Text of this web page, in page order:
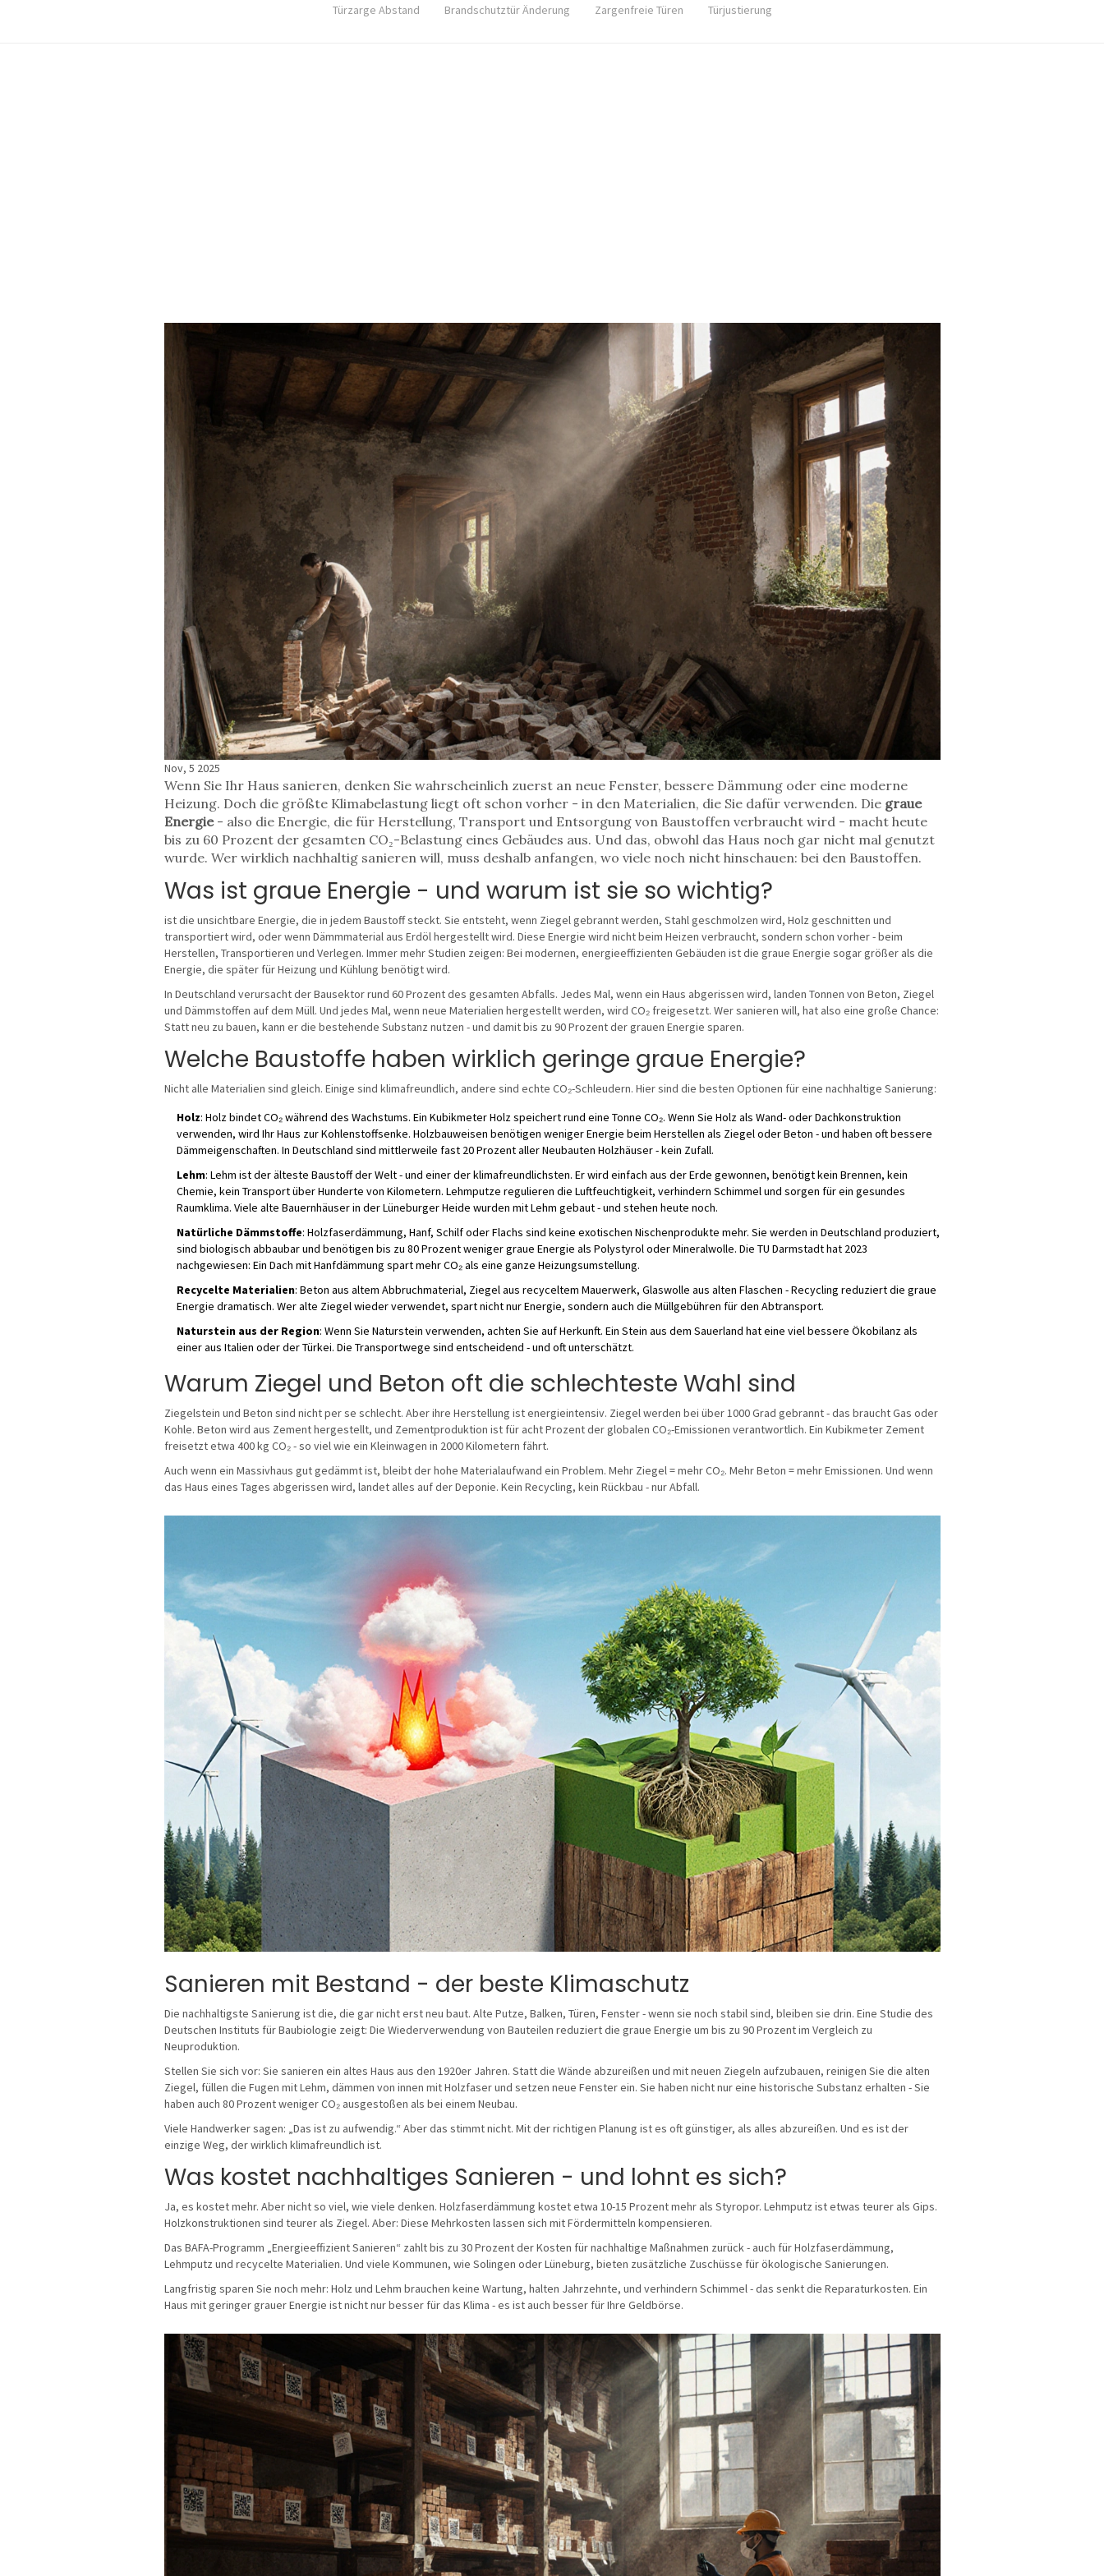
Türzarge Abstand Brandschutztür Änderung Zargenfreie Türen Türjustierung
Nov, 5 2025
Wenn Sie Ihr Haus sanieren, denken Sie wahrscheinlich zuerst an neue Fenster, bessere Dämmung oder eine moderne
Heizung. Doch die größte Klimabelastung liegt oft schon vorher - in den Materialien, die Sie dafür verwenden. Die graue
Energie- also die Energie, die für Herstellung, Transport und Entsorgung von Baustoffen verbraucht wird - macht heute
bis zu 60 Prozent der gesamten CO₂-Belastung eines Gebäudes aus. Und das, obwohl das Haus noch gar nicht mal genutzt
wurde. Wer wirklich nachhaltig sanieren will, muss deshalb anfangen, wo viele noch nicht hinschauen: bei den Baustoffen.
Was ist graue Energie - und warum ist sie so wichtig?
ist die unsichtbare Energie, die in jedem Baustoff steckt. Sie entsteht, wenn Ziegel gebrannt werden, Stahl geschmolzen wird, Holz geschnitten und
transportiert wird, oder wenn Dämmmaterial aus Erdöl hergestellt wird. Diese Energie wird nicht beim Heizen verbraucht, sondern schon vorher - beim
Herstellen, Transportieren und Verlegen. Immer mehr Studien zeigen: Bei modernen, energieeffizienten Gebäuden ist die graue Energie sogar größer als die
Energie, die später für Heizung und Kühlung benötigt wird.
In Deutschland verursacht der Bausektor rund 60 Prozent des gesamten Abfalls. Jedes Mal, wenn ein Haus abgerissen wird, landen Tonnen von Beton, Ziegel
und Dämmstoffen auf dem Müll. Und jedes Mal, wenn neue Materialien hergestellt werden, wird CO₂ freigesetzt. Wer sanieren will, hat also eine große Chance:
Statt neu zu bauen, kann er die bestehende Substanz nutzen - und damit bis zu 90 Prozent der grauen Energie sparen.
Welche Baustoffe haben wirklich geringe graue Energie?
Nicht alle Materialien sind gleich. Einige sind klimafreundlich, andere sind echte CO₂-Schleudern. Hier sind die besten Optionen für eine nachhaltige Sanierung:
Holz: Holz bindet CO₂ während des Wachstums. Ein Kubikmeter Holz speichert rund eine Tonne CO₂. Wenn Sie Holz als Wand- oder Dachkonstruktion
verwenden, wird Ihr Haus zur Kohlenstoffsenke. Holzbauweisen benötigen weniger Energie beim Herstellen als Ziegel oder Beton - und haben oft bessere
Dämmeigenschaften. In Deutschland sind mittlerweile fast 20 Prozent aller Neubauten Holzhäuser - kein Zufall.
Lehm: Lehm ist der älteste Baustoff der Welt - und einer der klimafreundlichsten. Er wird einfach aus der Erde gewonnen, benötigt kein Brennen, kein
Chemie, kein Transport über Hunderte von Kilometern. Lehmputze regulieren die Luftfeuchtigkeit, verhindern Schimmel und sorgen für ein gesundes
Raumklima. Viele alte Bauernhäuser in der Lüneburger Heide wurden mit Lehm gebaut - und stehen heute noch.
Natürliche Dämmstoffe: Holzfaserdämmung, Hanf, Schilf oder Flachs sind keine exotischen Nischenprodukte mehr. Sie werden in Deutschland produziert,
sind biologisch abbaubar und benötigen bis zu 80 Prozent weniger graue Energie als Polystyrol oder Mineralwolle. Die TU Darmstadt hat 2023
nachgewiesen: Ein Dach mit Hanfdämmung spart mehr CO₂ als eine ganze Heizungsumstellung.
Recycelte Materialien: Beton aus altem Abbruchmaterial, Ziegel aus recyceltem Mauerwerk, Glaswolle aus alten Flaschen - Recycling reduziert die graue
Energie dramatisch. Wer alte Ziegel wieder verwendet, spart nicht nur Energie, sondern auch die Müllgebühren für den Abtransport.
Naturstein aus der Region: Wenn Sie Naturstein verwenden, achten Sie auf Herkunft. Ein Stein aus dem Sauerland hat eine viel bessere Ökobilanz als
einer aus Italien oder der Türkei. Die Transportwege sind entscheidend - und oft unterschätzt.
Warum Ziegel und Beton oft die schlechteste Wahl sind
Ziegelstein und Beton sind nicht per se schlecht. Aber ihre Herstellung ist energieintensiv. Ziegel werden bei über 1000 Grad gebrannt - das braucht Gas oder
Kohle. Beton wird aus Zement hergestellt, und Zementproduktion ist für acht Prozent der globalen CO₂-Emissionen verantwortlich. Ein Kubikmeter Zement
freisetzt etwa 400 kg CO₂ - so viel wie ein Kleinwagen in 2000 Kilometern fährt.
Auch wenn ein Massivhaus gut gedämmt ist, bleibt der hohe Materialaufwand ein Problem. Mehr Ziegel = mehr CO₂. Mehr Beton = mehr Emissionen. Und wenn
das Haus eines Tages abgerissen wird, landet alles auf der Deponie. Kein Recycling, kein Rückbau - nur Abfall.
Sanieren mit Bestand - der beste Klimaschutz
Die nachhaltigste Sanierung ist die, die gar nicht erst neu baut. Alte Putze, Balken, Türen, Fenster - wenn sie noch stabil sind, bleiben sie drin. Eine Studie des
Deutschen Instituts für Baubiologie zeigt: Die Wiederverwendung von Bauteilen reduziert die graue Energie um bis zu 90 Prozent im Vergleich zu
Neuproduktion.
Stellen Sie sich vor: Sie sanieren ein altes Haus aus den 1920er Jahren. Statt die Wände abzureißen und mit neuen Ziegeln aufzubauen, reinigen Sie die alten
Ziegel, füllen die Fugen mit Lehm, dämmen von innen mit Holzfaser und setzen neue Fenster ein. Sie haben nicht nur eine historische Substanz erhalten - Sie
haben auch 80 Prozent weniger CO₂ ausgestoßen als bei einem Neubau.
Viele Handwerker sagen: „Das ist zu aufwendig.“ Aber das stimmt nicht. Mit der richtigen Planung ist es oft günstiger, als alles abzureißen. Und es ist der
einzige Weg, der wirklich klimafreundlich ist.
Was kostet nachhaltiges Sanieren - und lohnt es sich?
Ja, es kostet mehr. Aber nicht so viel, wie viele denken. Holzfaserdämmung kostet etwa 10-15 Prozent mehr als Styropor. Lehmputz ist etwas teurer als Gips.
Holzkonstruktionen sind teurer als Ziegel. Aber: Diese Mehrkosten lassen sich mit Fördermitteln kompensieren.
Das BAFA-Programm „Energieeffizient Sanieren“ zahlt bis zu 30 Prozent der Kosten für nachhaltige Maßnahmen zurück - auch für Holzfaserdämmung,
Lehmputz und recycelte Materialien. Und viele Kommunen, wie Solingen oder Lüneburg, bieten zusätzliche Zuschüsse für ökologische Sanierungen.
Langfristig sparen Sie noch mehr: Holz und Lehm brauchen keine Wartung, halten Jahrzehnte, und verhindern Schimmel - das senkt die Reparaturkosten. Ein
Haus mit geringer grauer Energie ist nicht nur besser für das Klima - es ist auch besser für Ihre Geldbörse.